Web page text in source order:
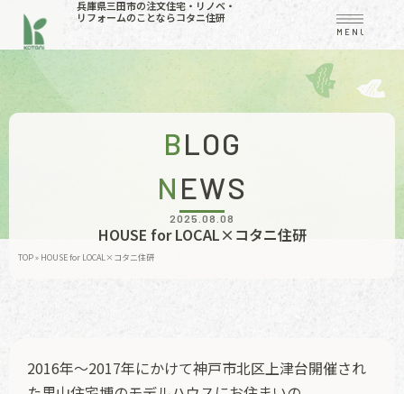
兵庫県三田市の注文住宅・リノベ・
リフォームのことならコタニ住研
MENU
BLOG
NEWS
2025.08.08
HOUSE for LOCAL×コタニ住研
TOP» HOUSE for LOCAL×コタニ住研
2016年～2017年にかけて神戸市北区上津台開催され